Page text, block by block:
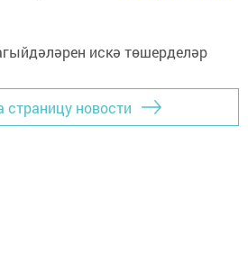
страницу новости